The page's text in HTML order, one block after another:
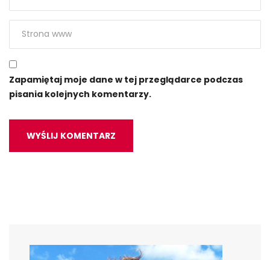
Zapamiętaj moje dane w tej przeglądarce podczas
pisania kolejnych komentarzy.